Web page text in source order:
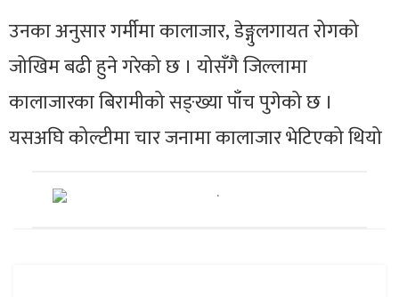
उनका अनुसार गर्मीमा कालाजार,डेङ्गुलगायतरोगको
जोखिम बढी हुने गरेको छ । योसँगै जिल्लामा
कालाजारका बिरामीको सङ्ख्या पाँच पुगेको छ ।
यसअघि कोल्टीमा चार जनामा कालाजार भेटिएको थियो